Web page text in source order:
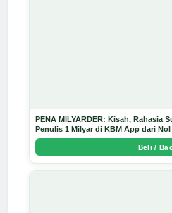
PENA MILYARDER: Kisah, Rahasia
Penulis 1 Milyar di KBM App dari
Beli /